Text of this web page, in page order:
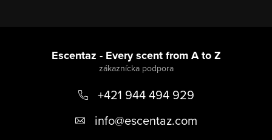
Escentaz - Every scent from A to Z
+421 944 494 929
info@escentaz.com